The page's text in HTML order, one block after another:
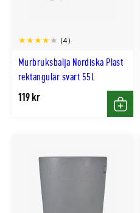
Murbruksbalja Nordiska Plast
rektangulär svart 55L
(4)
119 kr
Köp